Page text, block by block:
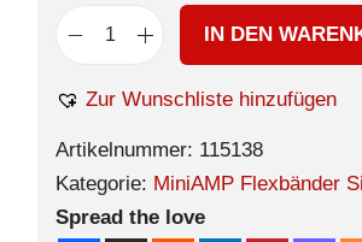
IN DEN
Zur Wunschliste hinzufügen
Artikelnummer: 115138
Kategorie: MiniAMP Flexbänder
Spread the love